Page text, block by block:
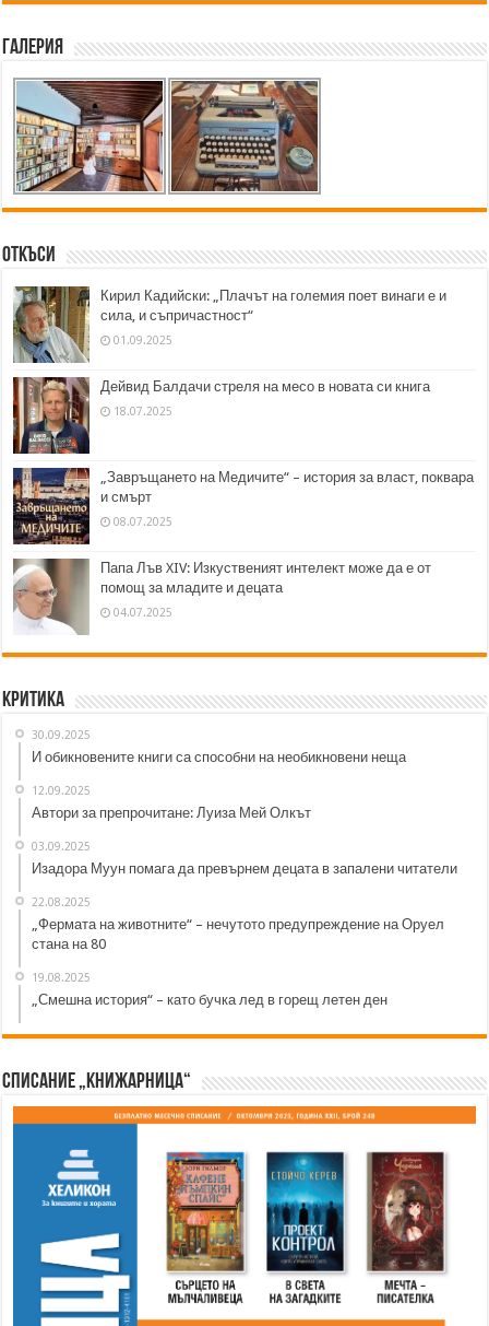
Галерия
Откъси
Кирил Кадийски: „Плачът на големия поет винаги е и
сила, и съпричастност“
01.09.2025
Дейвид Балдачи стреля на месо в новата си книга
18.07.2025
„Завръщането на Медичите“ – история за власт, поквара
и смърт
08.07.2025
Папа Лъв XIV: Изкуственият интелект може да е от
помощ за младите и децата
04.07.2025
Критика
30.09.2025
И обикновените книги са способни на необикновени неща
12.09.2025
Автори за препрочитане: Луиза Мей Олкът
03.09.2025
Изадора Муун помага да превърнем децата в запалени читатели
22.08.2025
„Фермата на животните“ – нечутото предупреждение на Оруел
стана на 80
19.08.2025
„Смешна история“ – като бучка лед в горещ летен ден
Списание „Книжарница“